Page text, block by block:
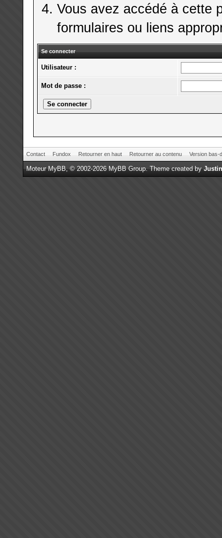
Vous avez accédé à cette
formulaires ou liens
Se connecter
Utilisateur :
Mot de passe :
Contact Fundox Retourner en haut Retourner au contenu Version bas-
MoteurMyBB, © 2002-2026MyBB Group. Theme created by